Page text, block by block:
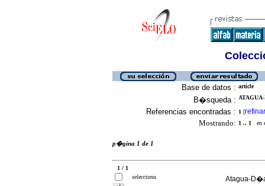
Base de datos : article
B�squeda :
Referencias encontradas : 1 [refinar
Mostrando: 1 .. 1 en
p�gina 1 de 1
1 / 1
selecciona
Atagua-